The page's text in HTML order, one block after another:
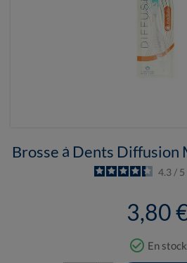
Brosse à Dents Diffusion
4.3 / 5
3,80
check_circle_outline En stock